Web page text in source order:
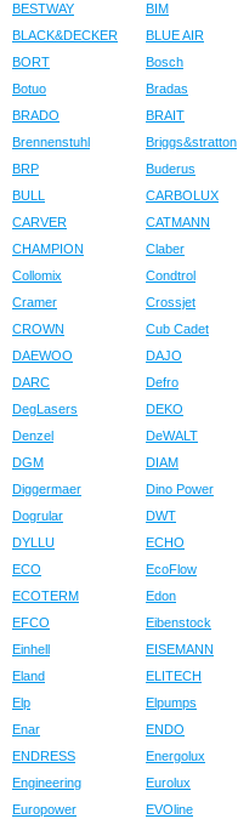
BESTWAY
BIM
BLACK&DECKER
BLUE AIR
BORT
Bosch
Botuo
Bradas
BRADO
BRAIT
Brennenstuhl
Briggs&stratton
BRP
Buderus
BULL
CARBOLUX
CARVER
CATMANN
CHAMPION
Claber
Collomix
Condtrol
Cramer
Crossjet
CROWN
Cub Cadet
DAEWOO
DAJO
DARC
Defro
DegLasers
DEKO
Denzel
DeWALT
DGM
DIAM
Diggermaer
Dino Power
Dogrular
DWT
DYLLU
ECHO
ECO
EcoFlow
ECOTERM
Edon
EFCO
Eibenstock
Einhell
EISEMANN
Eland
ELITECH
Elp
Elpumps
Enar
ENDO
ENDRESS
Energolux
Engineering
Eurolux
Europower
EVOline